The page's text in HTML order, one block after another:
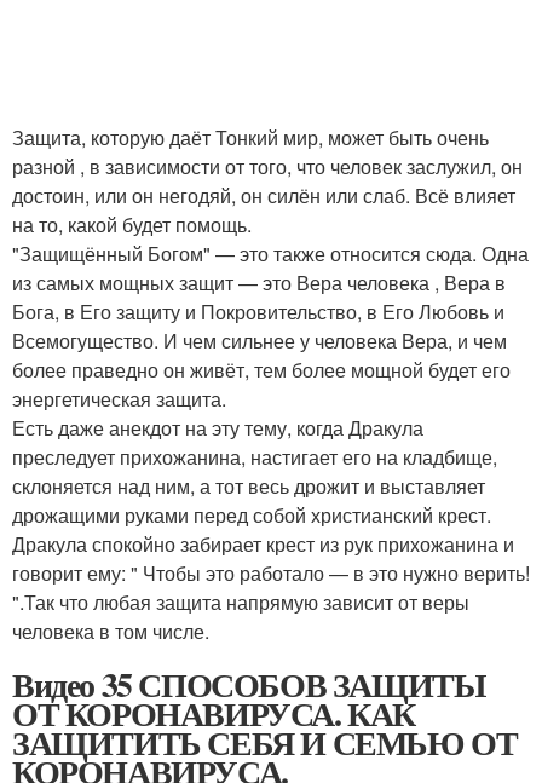
Защита, которую даёт Тонкий мир, может быть очень
разной , в зависимости от того, что человек заслужил, он
достоин, или он негодяй, он силён или слаб. Всё влияет
на то, какой будет помощь.
"Защищённый Богом" — это также относится сюда. Одна
из самых мощных защит — это Вера человека , Вера в
Бога, в Его защиту и Покровительство, в Его Любовь и
Всемогущество. И чем сильнее у человека Вера, и чем
более праведно он живёт, тем более мощной будет его
энергетическая защита.
Есть даже анекдот на эту тему, когда Дракула
преследует прихожанина, настигает его на кладбище,
склоняется над ним, а тот весь дрожит и выставляет
дрожащими руками перед собой христианский крест.
Дракула спокойно забирает крест из рук прихожанина и
говорит ему: " Чтобы это работало — в это нужно верить!
".Так что любая защита напрямую зависит от веры
человека в том числе.
Видео 35 СПОСОБОВ ЗАЩИТЫ
ОТ КОРОНАВИРУСА. КАК
ЗАЩИТИТЬ СЕБЯ И СЕМЬЮ ОТ
КОРОНАВИРУСА.